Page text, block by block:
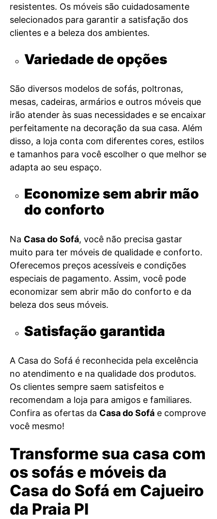
resistentes. Os móveis são cuidadosamente
selecionados para garantir a satisfação dos
clientes e a beleza dos ambientes.
Variedade de opções
São diversos modelos de sofás, poltronas,
mesas, cadeiras, armários e outros móveis que
irão atender às suas necessidades e se encaixar
perfeitamente na decoração da sua casa. Além
disso, a loja conta com diferentes cores, estilos
e tamanhos para você escolher o que melhor se
adapta ao seu espaço.
Economize sem abrir mão
do conforto
Na Casa do Sofá, você não precisa gastar
muito para ter móveis de qualidade e conforto.
Oferecemos preços acessíveis e condições
especiais de pagamento. Assim, você pode
economizar sem abrir mão do conforto e da
beleza dos seus móveis.
Satisfação garantida
A Casa do Sofá é reconhecida pela excelência
no atendimento e na qualidade dos produtos.
Os clientes sempre saem satisfeitos e
recomendam a loja para amigos e familiares.
Confira as ofertas da Casa do Sofá e comprove
você mesmo!
Transforme sua casa com
os sofás e móveis da
Casa do Sofá em Cajueiro
da Praia PI